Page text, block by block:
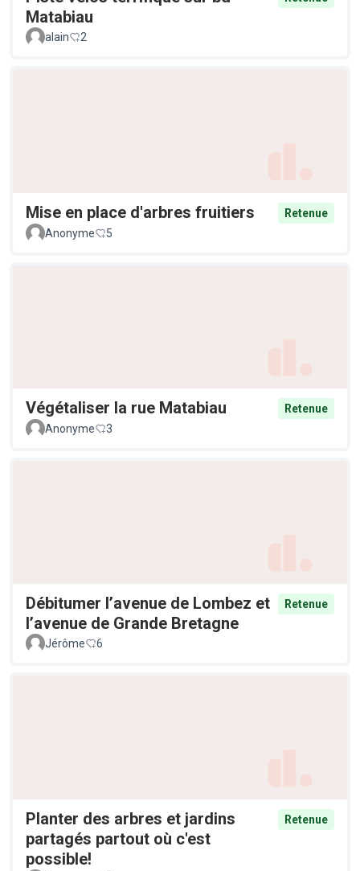
Matabiau
alain 2
Mise en place d'arbres fruitiers
Retenue
Anonyme
5
Végétaliser la rue Matabiau
Retenue
Anonyme
3
Débitumer l’avenue de Lombez et
l’avenue de Grande Bretagne
Retenue
Jérôme 6
Planter des arbres et jardins
partagés partout où c'est
possible!
Retenue